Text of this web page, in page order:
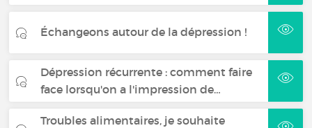
Échangeons autour de la dépression !
Dépression récurrente : comment faire
face lorsqu'on a l'impression de…
Troubles alimentaires, je souhaite